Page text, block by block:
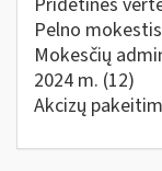
Pelno mokestis
Mokesčių
2024 m. (12)
Akcizų